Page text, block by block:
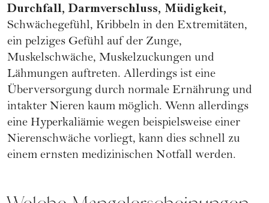
Durchfall, Darmverschluss, Müdigkeit,
Schwächegefühl, Kribbeln in den Extremitäten,
ein pelziges Gefühl auf der Zunge,
Muskelschwäche, Muskelzuckungen und
Lähmungen auftreten. Allerdings ist eine
Überversorgung durch normale Ernährung und
intakter Nieren kaum möglich. Wenn allerdings
eine Hyperkaliämie wegen beispielsweise einer
Nierenschwäche vorliegt, kann dies schnell zu
einem ernsten medizinischen Notfall werden.